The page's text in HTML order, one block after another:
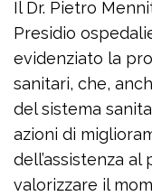
Il Dr. Pietro
Presidio
evidenziato la
sanitari, che,
del sistema
azioni di
dell’assistenza
valorizzare il